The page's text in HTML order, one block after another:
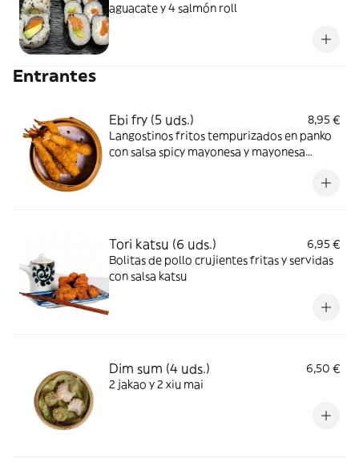
aguacate y 4 salmón roll
Entrantes
Ebi fry (5 uds.)
8,95 €
Langostinos fritos tempurizados en panko
con salsa spicy mayonesa y mayonesa
Tori katsu (6 uds.)
6,95 €
Bolitas de pollo crujientes fritas y servidas
con salsa katsu
Dim sum (4 uds.)
6,50 €
2 jakao y 2 xiu mai